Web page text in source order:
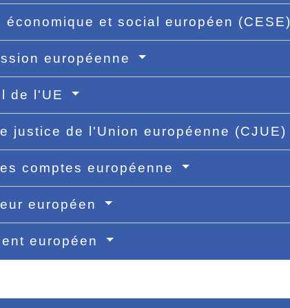
économique et social européen (CESE)
européenne
de l'UE
justice de l'Union européenne (CJUE)
comptes européenne
européen
européen